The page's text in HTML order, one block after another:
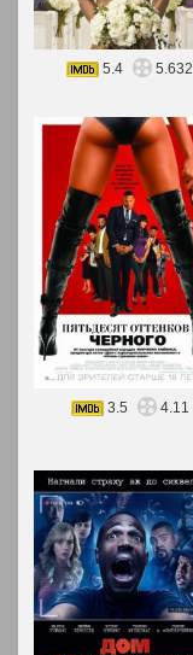
5.4 5.632
3.5 4.11